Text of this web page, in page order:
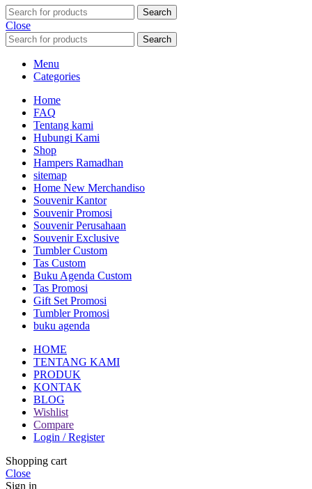
Search
Close
Search
Menu
Categories
Home
FAQ
Tentang kami
Hubungi Kami
Shop
Hampers Ramadhan
sitemap
Home New Merchandiso
Souvenir Kantor
Souvenir Promosi
Souvenir Perusahaan
Souvenir Exclusive
Tumbler Custom
Tas Custom
Buku Agenda Custom
Tas Promosi
Gift Set Promosi
Tumbler Promosi
buku agenda
HOME
TENTANG KAMI
PRODUK
KONTAK
BLOG
Wishlist
Compare
Login / Register
Shopping cart
Close
Sign in